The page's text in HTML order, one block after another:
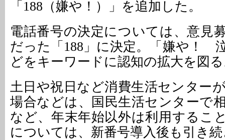
「188（嫌や！）」を追加した。
電話番号の決定については、意見
だった「188」に決定。「嫌や！
どをキーワードに認知の拡大を図
土日や祝日など消費生活センター
場合などは、国民生活センターで
など、年末年始以外は利用するこ
については、新番号導入後も引き